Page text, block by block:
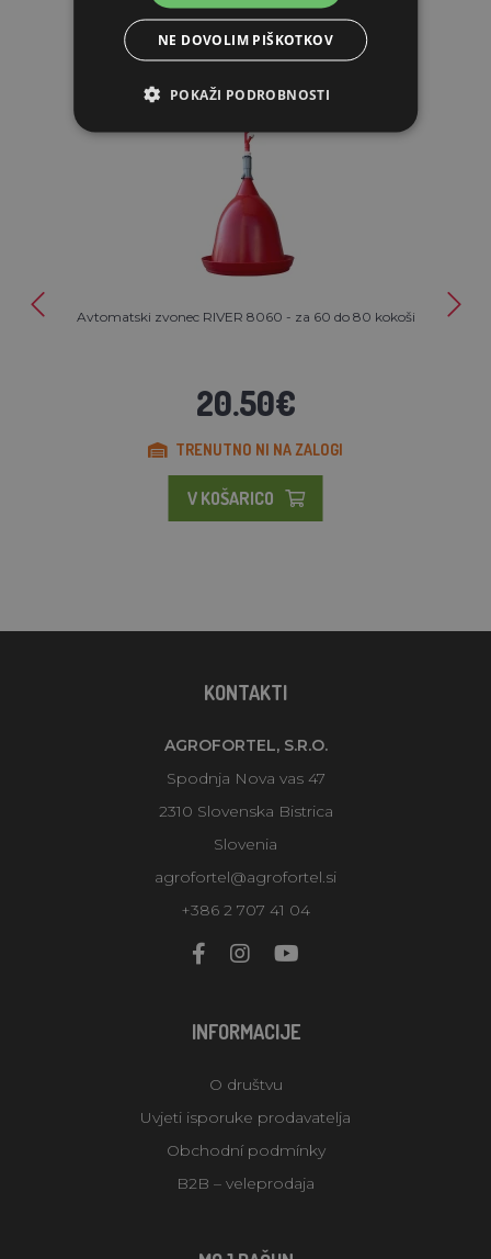
PODOBNI IZDELKI
Avtomatski zvonec RIVER 8060 - za 60 do 80 kokoši
20.50€
TRENUTNO NI NA ZALOGI
V KOŠARICO
KONTAKTI
AGROFORTEL, S.R.O.
Spodnja Nova vas 47
2310 Slovenska Bistrica
Slovenia
agrofortel@agrofortel.si
+386 2 707 41 04
INFORMACIJE
O društvu
Uvjeti isporuke prodavatelja
Obchodní podmínky
B2B – veleprodaja
NE DOVOLIM PIŠKOTKOV
POKAŽI PODROBNOSTI